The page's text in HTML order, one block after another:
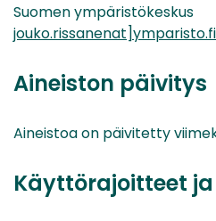
Suomen ympäristökeskus
jouko.rissanenat]ymparisto.fi
Aineiston päivitys
Aineistoa on päivitetty
Käyttörajoitteet